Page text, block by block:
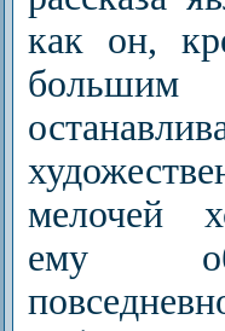
как он,
большим
мелочей
ему